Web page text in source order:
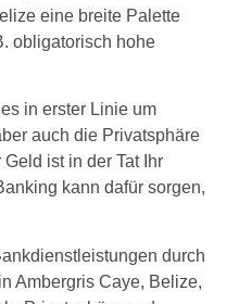
eine breite Palette
obligatorisch hohe
in erster Linie um
auch die Privatsphäre
ist in der Tat Ihr
kann dafür sorgen,
durch
Ambergris Caye, Belize,